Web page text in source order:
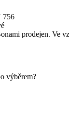
756
prodejen. Ve
výběrem?